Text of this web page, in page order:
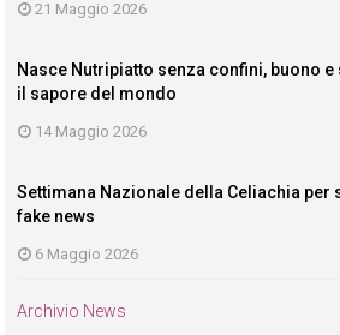
21 Maggio 2026
Nasce Nutripiatto senza confini, buono e
il sapore del mondo
14 Maggio 2026
Settimana Nazionale della Celiachia per
fake news
6 Maggio 2026
Archivio News